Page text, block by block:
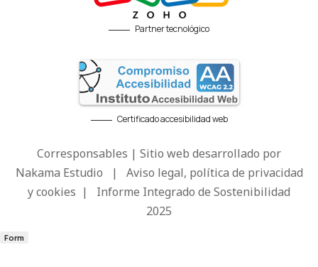
Partner tecnológico
Certificado accesibilidad web
Corresponsables | Sitio web desarrollado por
Nakama Estudio | Aviso legal, política de privacidad
y cookies | Informe Integrado de Sostenibilidad
2025
Form